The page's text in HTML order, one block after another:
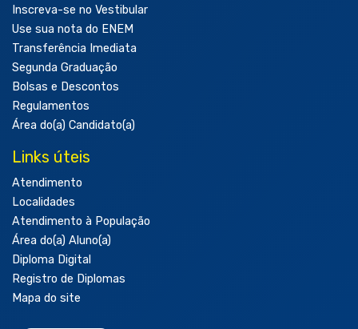
Inscreva-se no Vestibular
Use sua nota do ENEM
Transferência Imediata
Segunda Graduação
Bolsas e Descontos
Regulamentos
Área do(a) Candidato(a)
Links úteis
Atendimento
Localidades
Atendimento à População
Área do(a) Aluno(a)
Diploma Digital
Registro de Diplomas
Mapa do site